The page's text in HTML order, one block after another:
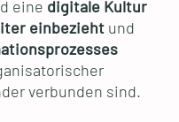
eine digitale Kultur
einbeziehtund
verbunden sind.